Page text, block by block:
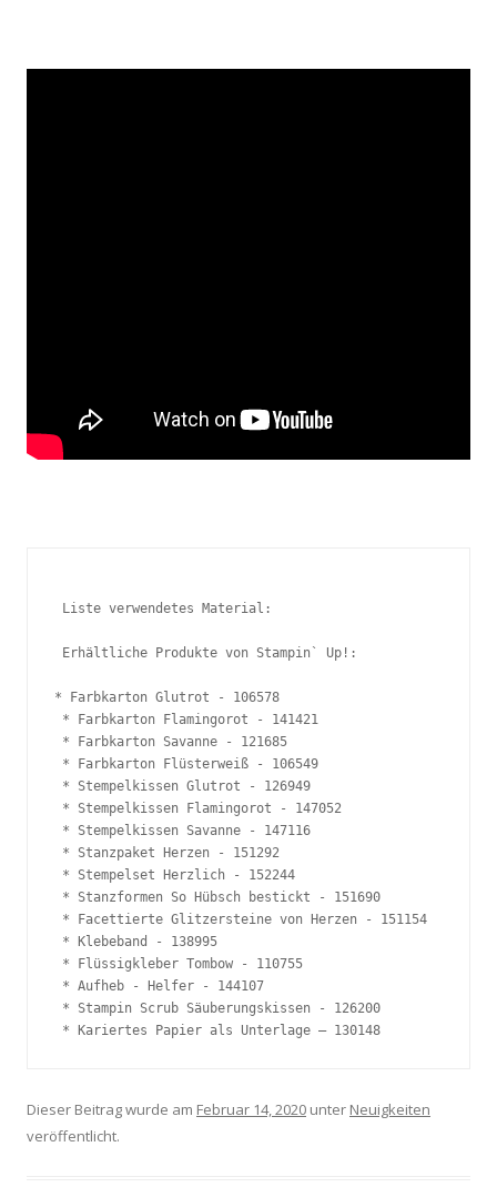
* Farbkarton Glutrot - 106578
* Kariertes Papier als Unterlage – 130148
Dieser Beitrag wurde am Februar 14, 2020 unter Neuigkeiten
veröffentlicht.